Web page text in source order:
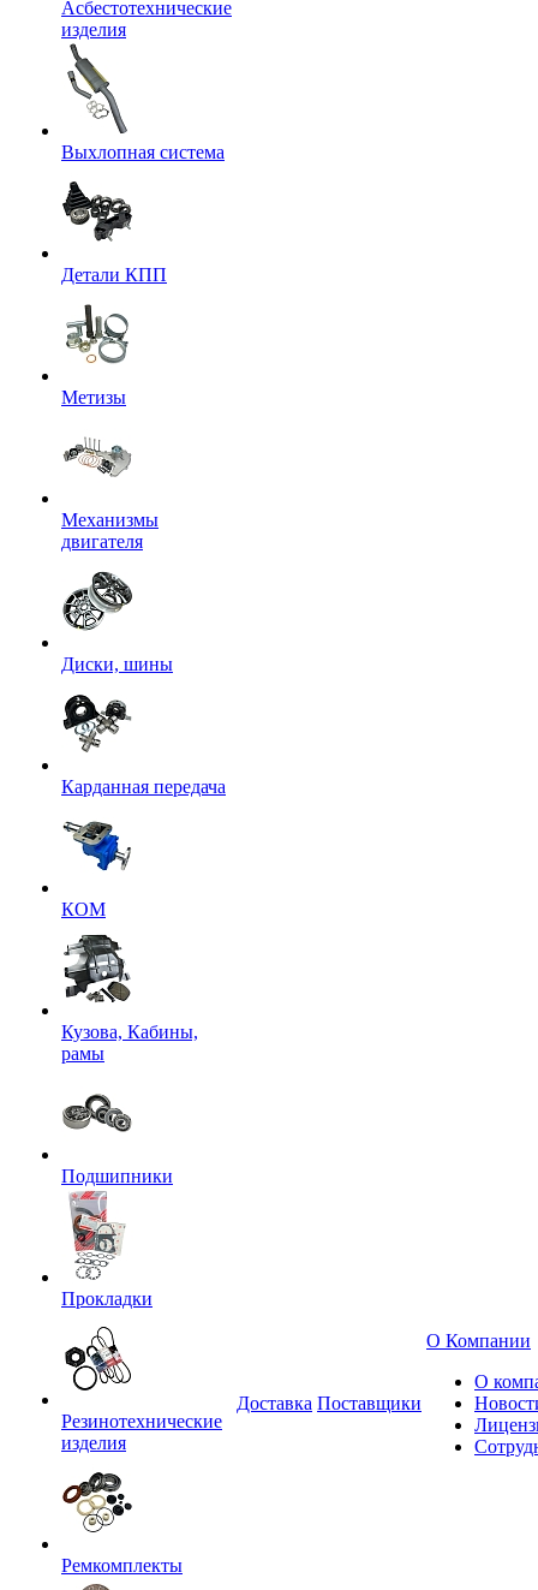
Асбестотехнические
изделия
Выхлопная система
Детали КПП
Метизы
Механизмы
двигателя
Диски, шины
Карданная передача
КОМ
Кузова, Кабины,
рамы
Подшипники
Прокладки
Резинотехнические
изделия
Ремкомплекты
Доставка Поставщики
О Компании
О